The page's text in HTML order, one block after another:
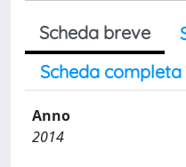
Scheda breve
Scheda completa
Anno
2014